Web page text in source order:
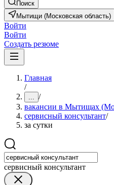
Поиск
Мытищи (Московская область)
Войти
Войти
Создать резюме
Главная
/
... /
вакансии в Мытищах
сервисный консультант/
за сутки
сервисный консультант